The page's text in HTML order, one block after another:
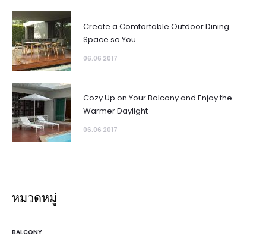
Create a Comfortable Outdoor Dining
Space so You
06.06 2017
Cozy Up on Your Balcony and Enjoy the
Warmer Daylight
06.06 2017
หมวดหมู่
BALCONY